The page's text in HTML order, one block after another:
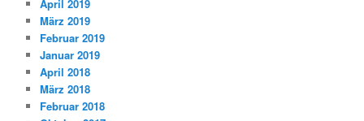
April 2019
März 2019
Februar 2019
Januar 2019
April 2018
März 2018
Februar 2018